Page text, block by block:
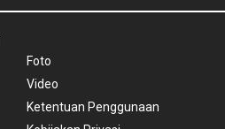
Foto
Video
Ketentuan Penggunaan